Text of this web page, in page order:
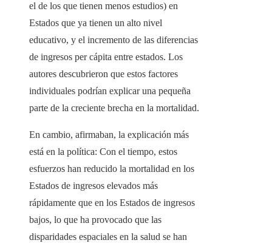
el de los que tienen menos estudios) en
Estados que ya tienen un alto nivel
educativo, y el incremento de las diferencias
de ingresos per cápita entre estados. Los
autores descubrieron que estos factores
individuales podrían explicar una pequeña
parte de la creciente brecha en la mortalidad.
En cambio, afirmaban, la explicación más
está en la política: Con el tiempo, estos
esfuerzos han reducido la mortalidad en los
Estados de ingresos elevados más
rápidamente que en los Estados de ingresos
bajos, lo que ha provocado que las
disparidades espaciales en la salud se han